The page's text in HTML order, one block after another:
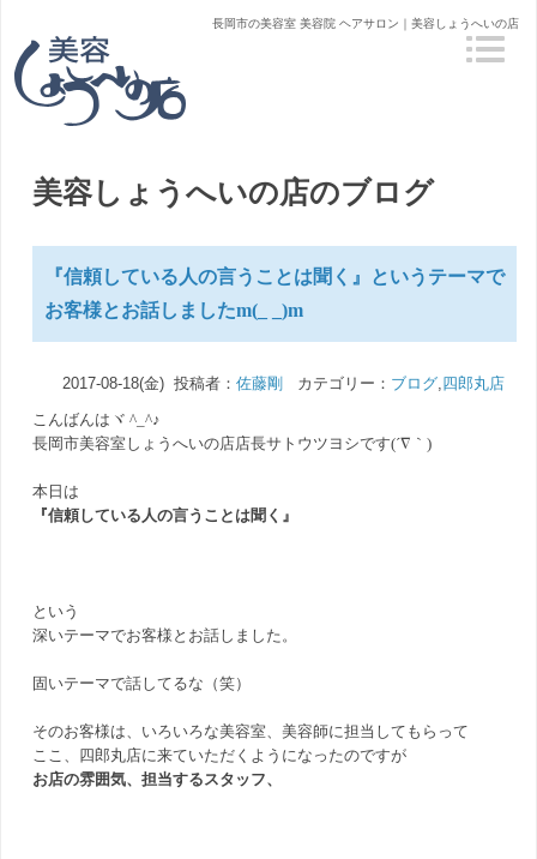
長岡市の美容室 美容院 ヘアサロン｜美容しょうへいの店
美容しょうへいの店のブログ
『信頼している人の言うことは聞く』というテーマで
お客様とお話しましたm(_ _)m
2017-08-18(金) 投稿者： 佐藤剛 カテゴリー： ブログ,四郎丸店
こんばんはヾ ^_^♪
長岡市美容室しょうへいの店店長サトウツヨシです(´∇｀)
本日は
『信頼している人の言うことは聞く』
という
深いテーマでお客様とお話しました。
固いテーマで話してるな（笑）
そのお客様は、いろいろな美容室、美容師に担当してもらって
ここ、四郎丸店に来ていただくようになったのですが
お店の雰囲気、担当するスタッフ、